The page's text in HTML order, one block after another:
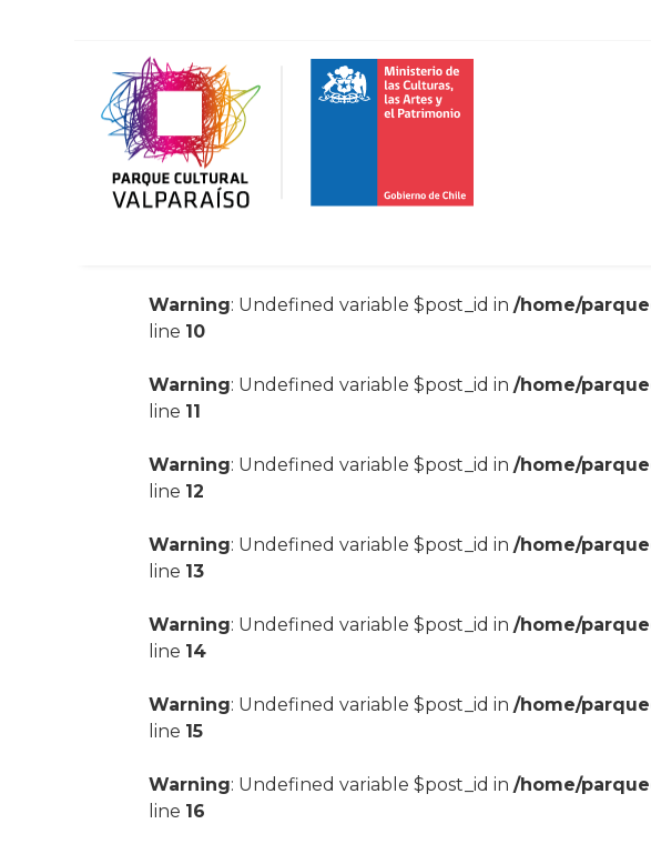
Warning: Undefined variable $post_id in/home/
line 10
Warning: Undefined variable $post_id in/home/
line 11
Warning: Undefined variable $post_id in/home/
line 12
Warning: Undefined variable $post_id in/home/
line 13
Warning: Undefined variable $post_id in/home/
line 14
Warning: Undefined variable $post_id in/home/
line 15
Warning: Undefined variable $post_id in/home/
line 16